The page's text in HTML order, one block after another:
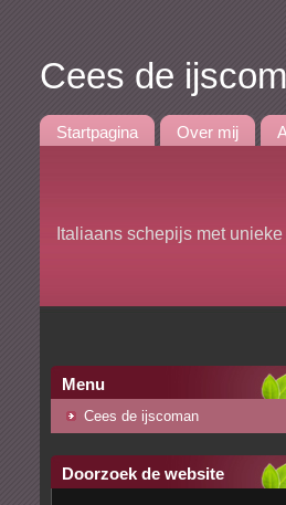
Cees de
Startpagina Over mij
Italiaans schepijs met
Menu
Cees de ijscoman
Doorzoek de website